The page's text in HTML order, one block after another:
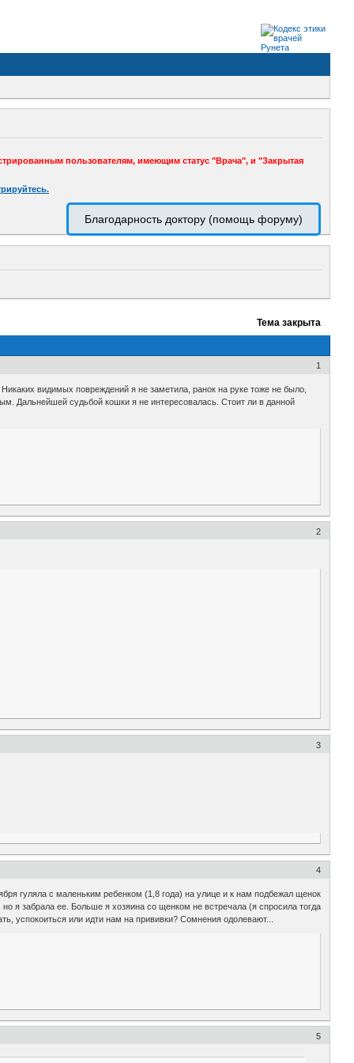
пользователям, имеющим статус "Врача", и "Закрытая
Благодарность доктору (помощь форуму)
Тема закрыта
1
видимых повреждений я не заметила, ранок на руке тоже не было,
Дальнейшей судьбой кошки я не интересовалась. Стоит ли в данной
2
3
4
гуляла с маленьким ребенком (1,8 года) на улице и к нам подбежал щенок
я забрала ее. Больше я хозяина со щенком не встречала (я спросила тогда
успокоиться или идти нам на прививки? Сомнения одолевают...
5